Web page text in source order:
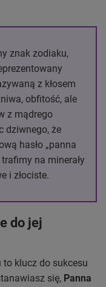
znak zodiaku,
z kłosem
obfitość, ale
z mądrego
dziwnego, że
hasło „panna
na minerały
i złociste.
do jej
klucz do sukcesu
się, Panna